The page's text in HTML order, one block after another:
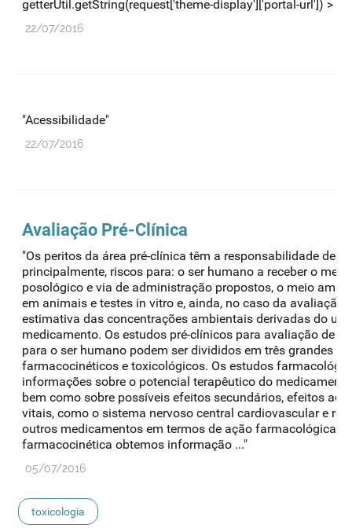
getterUtil.getString(request['theme-display']['portal-url']) > 18
22/07/2016
"Acessibilidade"
22/07/2016
Avaliação Pré-Clínica
"Os peritos da área pré-clínica têm a responsabilidade de
principalmente, riscos para: o ser humano a receber o
posológico e via de administração propostos, o meio
em animais e testes in vitro e, ainda, no caso da avaliação
estimativa das concentrações ambientais derivadas do
medicamento. Os estudos pré-clínicos para avaliação de
para o ser humano podem ser divididos em três grandes
farmacocinéticos e toxicológicos. Os estudos
informações sobre o potencial terapêutico do
bem como sobre possíveis efeitos secundários, efeitos
vitais, como o sistema nervoso central cardiovascular e
outros medicamentos em termos de ação farmacológica.
farmacocinética obtemos informação ..."
05/07/2016
toxicologia